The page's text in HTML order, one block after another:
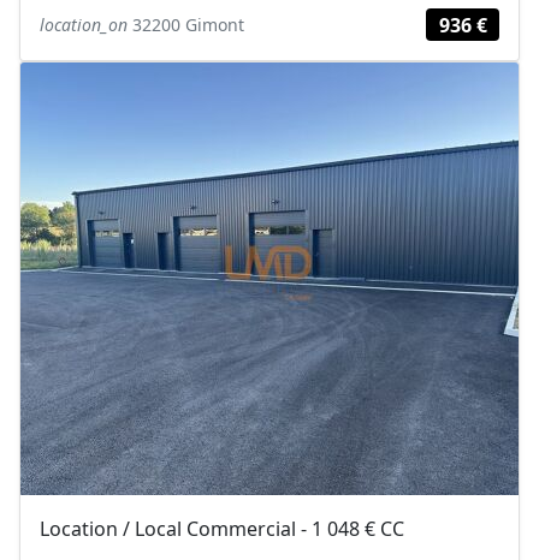
location_on 32200 Gimont 936 €
Location / Local Commercial - 1 048 € CC